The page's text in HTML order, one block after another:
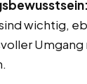
wichtig,
Umgang